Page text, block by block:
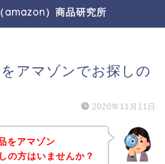
amazon）商品研究所
アマゾンでお探しの
2020年11月11日
をアマゾン
の方はいませんか？